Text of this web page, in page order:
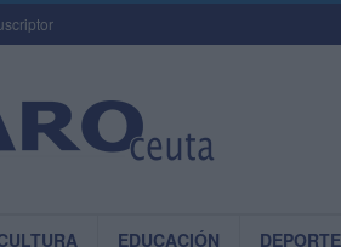
EDUCACIÓN